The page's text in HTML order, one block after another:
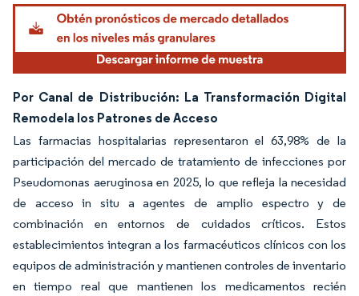
Por Canal de Distribución: La Transformación Digital
Remodela los Patrones de Acceso
Las farmacias hospitalarias representaron el 63,98% de la
participación del mercado de tratamiento de infecciones por
Pseudomonas aeruginosa en 2025, lo que refleja la necesidad
de acceso in situ a agentes de amplio espectro y de
combinación en entornos de cuidados críticos. Estos
establecimientos integran a los farmacéuticos clínicos con los
equipos de administración y mantienen controles de inventario
en tiempo real que mantienen los medicamentos recién